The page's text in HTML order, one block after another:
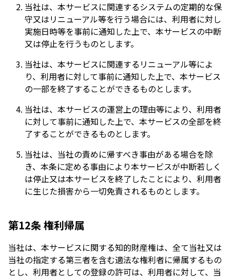
当社は、本サービスに関連するシステムの定期的な保
守又はリニューアル等を行う場合には、利用者に対し
実施日時等を事前に通知した上で、本サービスの中断
又は停止を行うものとします。
当社は、本サービスに関連するリニューアル等によ
り、利用者に対して事前に通知した上で、本サービス
の一部を終了することができるものとします。
当社は、本サービスの運営上の理由等により、利用者
に対して事前に通知した上で、本サービスの全部を終
了することができるものとします。
当社は、当社の責めに帰すべき事由がある場合を除
き、本条に定める事由により本サービスが中断若しく
は停止又は本サービスを終了したことにより、利用者
に生じた損害から一切免責されるものとします。
第12条 権利帰属
当社は、本サービスに関する知的財産権は、全て当社又は
当社の指定する第三者を含む適法な権利者に帰属するもの
とし、利用者としての登録の許可は、利用者に対して、当